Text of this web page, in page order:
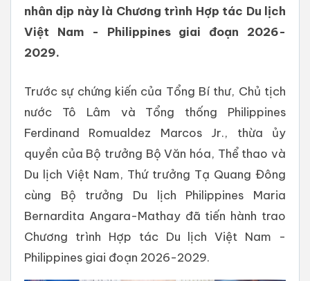
nhân dịp này là Chương trình Hợp tác Du lịch
Việt Nam - Philippines giai đoạn 2026-
2029.
Trước sự chứng kiến của Tổng Bí thư, Chủ tịch
nước Tô Lâm và Tổng thống Philippines
Ferdinand Romualdez Marcos Jr., thừa ủy
quyền của Bộ trưởng Bộ Văn hóa, Thể thao và
Du lịch Việt Nam, Thứ trưởng Tạ Quang Đông
cùng Bộ trưởng Du lịch Philippines Maria
Bernardita Angara-Mathay đã tiến hành trao
Chương trình Hợp tác Du lịch Việt Nam -
Philippines giai đoạn 2026-2029.